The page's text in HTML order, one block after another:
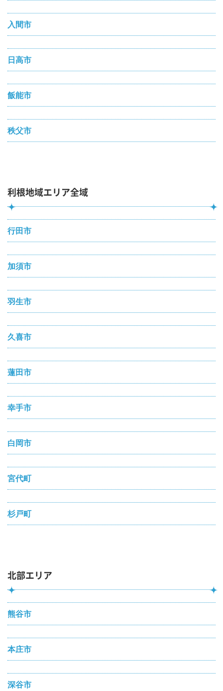
入間市
日高市
飯能市
秩父市
利根地域エリア全域
行田市
加須市
羽生市
久喜市
蓮田市
幸手市
白岡市
宮代町
杉戸町
北部エリア
熊谷市
本庄市
深谷市